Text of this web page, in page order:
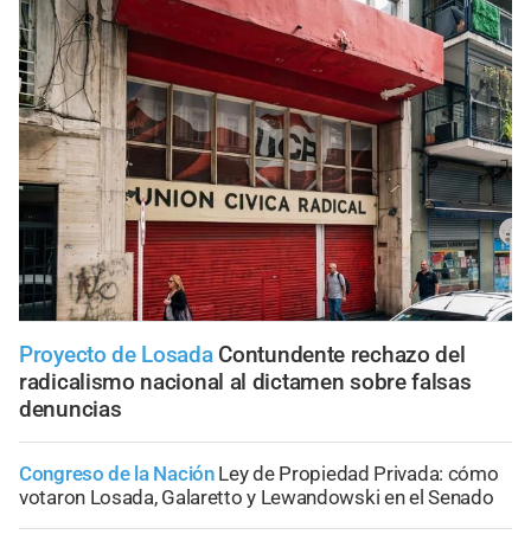
Proyecto de Losada Contundente rechazo del
radicalismo nacional al dictamen sobre falsas
denuncias
Congreso de la Nación Ley de Propiedad Privada: cómo
votaron Losada, Galaretto y Lewandowski en el Senado